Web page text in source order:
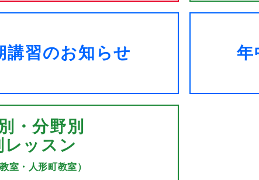
講習のお知らせ 年
・分野別
レッスン
室・人形町教室）